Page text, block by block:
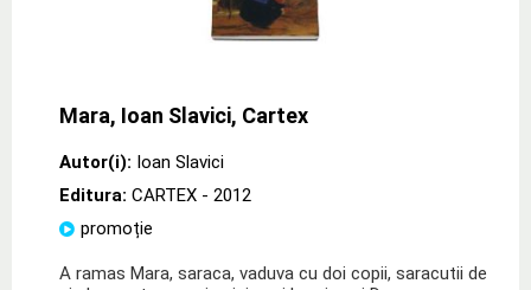
Mara, Ioan Slavici, Cartex
Autor(i): Ioan Slavici
Editura: CARTEX - 2012
promoție
A ramas Mara, saraca, vaduva cu doi copii, saracutii de